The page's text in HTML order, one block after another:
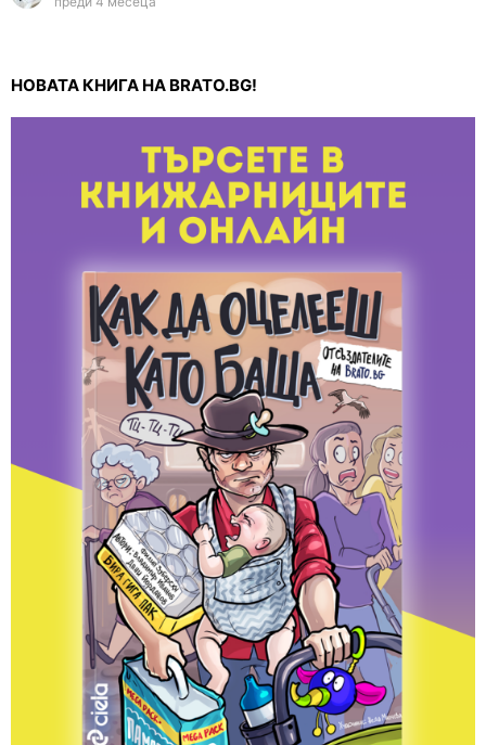
НОВАТА КНИГА НА BRATO.BG!